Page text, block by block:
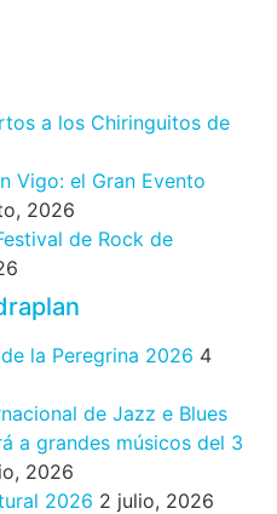
a los Chiringuitos de
Vigo: el Gran Evento
2026
de Rock de
la Peregrina 2026 4
de Jazz e Blues
a grandes músicos del 3
2026
2026 2 julio, 2026